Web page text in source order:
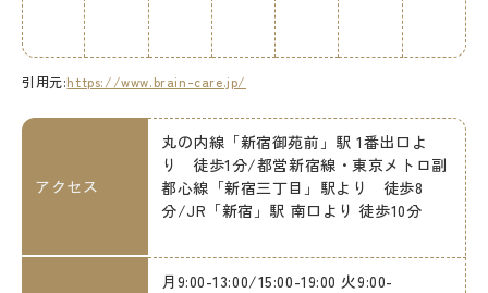
引用元:https://www.brain-care.jp/
アクセス
丸の内線「新宿御苑前」駅 1番出口よ
り 徒歩1分/都営新宿線・東京メトロ副
都心線「新宿三丁目」駅より 徒歩8
分/JR「新宿」駅 南口より 徒歩10分
月9:00-13:00/15:00-19:00 火9:00-